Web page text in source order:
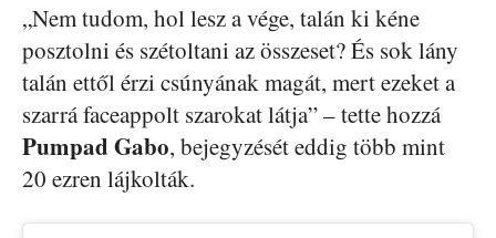
„Nem tudom, hol lesz a vége, talán ki kéne
posztolni és szétoltani az összeset? És sok lány
talán ettől érzi csúnyának magát, mert ezeket a
szarrá faceappolt szarokat látja” – tette hozzá
Pumpad Gabo, bejegyzését eddig több mint
20 ezren lájkolták.